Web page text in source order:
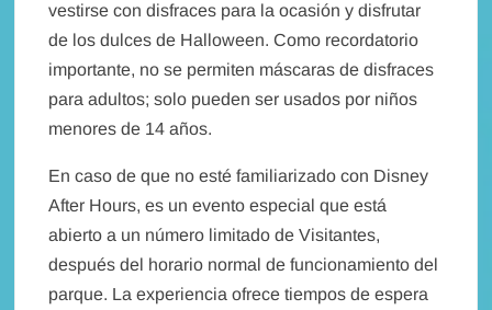
vestirse con disfraces para la ocasión y disfrutar
de los dulces de Halloween. Como recordatorio
importante, no se permiten máscaras de disfraces
para adultos; solo pueden ser usados ​​por niños
menores de 14 años.
En caso de que no esté familiarizado con Disney
After Hours, es un evento especial que está
abierto a un número limitado de Visitantes,
después del horario normal de funcionamiento del
parque. La experiencia ofrece tiempos de espera